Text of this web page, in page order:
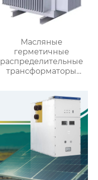
Масляные
герметичные
распределительные
трансформаторы